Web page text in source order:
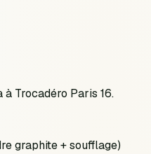
à Trocadéro Paris 16.
graphite + soufflage)